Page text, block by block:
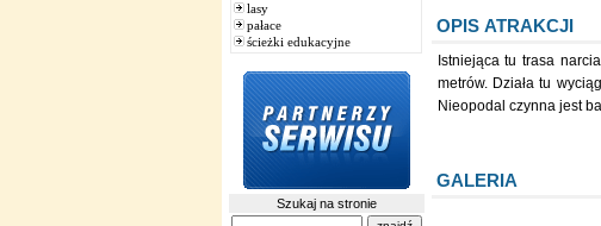
lasy
pałace
ścieżki edukacyjne
Szukaj na stronie
OPIS ATRAKCJI
Istniejąca tu trasa
metrów. Działa tu
Nieopodal czynna jest
GALERIA